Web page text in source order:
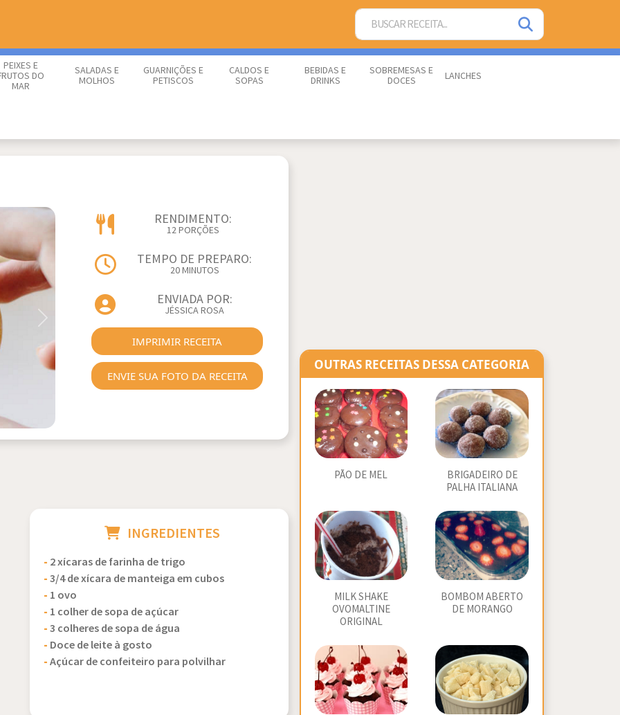
PEIXES E
DO
MAR
SALADAS E
MOLHOS
GUARNIÇÕES E
PETISCOS
CALDOS E
SOPAS
BEBIDAS E
DRINKS
SOBREMESAS E
DOCES
LANCHES
Next
RENDIMENTO:
12 PORÇÕES
TEMPO DE PREPARO:
20 MINUTOS
ENVIADA POR:
JÉSSICA ROSA
IMPRIMIR RECEITA
ENVIE SUA FOTO DA RECEITA
INGREDIENTES
- 2 xícaras de farinha de trigo
-3/4 de xícara de manteiga em cubos
- 1 ovo
- 1 colher de sopa de açúcar
-3 colheres de sopa de água
- Doce de leite à gosto
-Açúcar de confeiteiro para polvilhar
OUTRAS RECEITAS DESSA CATEGORIA
PÃO DE MEL
BRIGADEIRO DE
PALHA ITALIANA
MILK SHAKE
OVOMALTINE
ORIGINAL
BOMBOM ABERTO
DE MORANGO